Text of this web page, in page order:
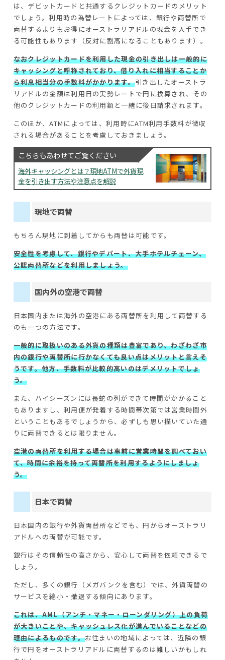
は、デビットカードと共通するクレジットカードのメリット
でしょう。利用時の為替レートによっては、銀行や両替所で
両替するよりもお得にオーストラリアドルの現金を入手でき
る可能性もあります（反対に割高になることもあります）。
なおクレジットカードを利用した現金の引き出しは一般的に
キャッシングと呼称されており、借り入れに相当することか
ら利息相当分の手数料がかかります。引き出したオーストラ
リアドルの金額は利用日の実勢レートで円に換算され、その
他のクレジットカードの利用額と一緒に後日請求されます。
このほか、ATMによっては、利用時にATM利用手数料が徴収
される場合があることを考慮しておきましょう。
こちらもあわせてご覧ください
海外キャッシングとは？現地ATMで外貨現
金を引き出す方法や注意点を解説
現地で両替
もちろん現地に到着してからも両替は可能です。
安全性を考慮して、銀行やデパート、大手ホテルチェーン、
公認両替所などを利用しましょう。
国内外の空港で両替
日本国内または海外の空港にある両替所を利用して両替する
のも一つの方法です。
一般的に取扱いのある外貨の種類は豊富であり、わざわざ市
内の銀行や両替所に行かなくても良い点はメリットと言えそ
うです。他方、手数料が比較的高いのはデメリットでしょ
う。
また、ハイシーズンには長蛇の列ができて時間がかかること
もありますし、利用便が発着する時間帯次第では営業時間外
ということもあるでしょうから、必ずしも思い描いていた通
りに両替できるとは限りません。
空港の両替所を利用する場合は事前に営業時間を調べておい
て、時間に余裕を持って両替所を利用するようにしましょ
う。
日本で両替
日本国内の銀行や外貨両替所などでも、円からオーストラリ
アドルへの両替が可能です。
銀行はその信頼性の高さから、安心して両替を依頼できるで
しょう。
ただし、多くの銀行（メガバンクを含む）では、外貨両替の
サービスを縮小・撤退する傾向にあります。
これは、AML（アンチ・マネー・ローンダリング）上の負荷
が大きいことや、キャッシュレス化が進んでいることなどの
理由によるものです。お住まいの地域によっては、近隣の銀
行で円をオーストラリアドルに両替するのは難しいかもしれ